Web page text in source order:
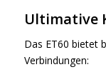
Ultimative
Das ET60 bietet
Verbindungen: